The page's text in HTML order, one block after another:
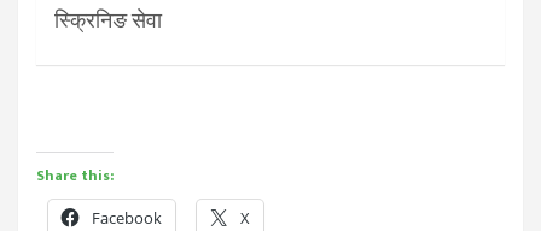
स्क्रिनिङ सेवा
Share this:
Facebook X